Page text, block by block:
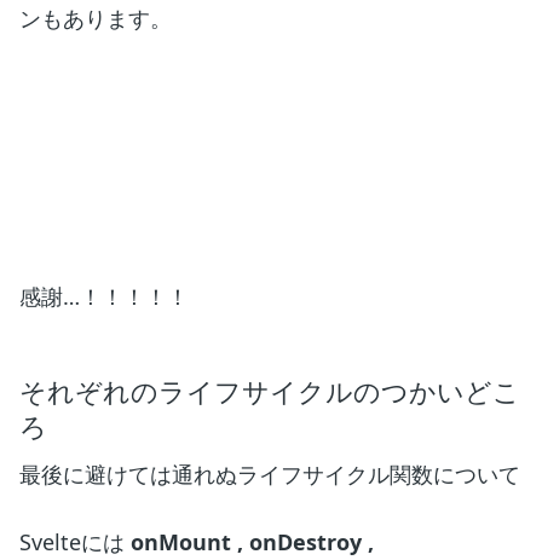
ンもあります。
感謝…！！！！！
それぞれのライフサイクルのつかいどこ
ろ
最後に避けては通れぬライフサイクル関数について
Svelteには onMount , onDestroy ,